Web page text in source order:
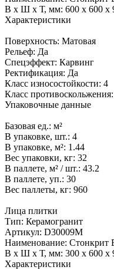
В x Ш x Т, мм: 600 x 600 x
Характеристики
Поверхность: Матовая
Рельеф: Да
Спецэффект: Карвинг
Ректификация: Да
Класс износостойкости: 4
Класс противоскольжения:
Упаковочные данные
Базовая ед.: м²
В упаковке, шт.: 4
В упаковке, м²: 1.44
Вес упаковки, кг: 32
В паллете, м² / шт.: 43.2
В паллете, уп.: 30
Вес паллеты, кг: 960
Лица плитки
Тип: Керамогранит
Артикул: D30009M
Наименование: Стонкрит
В x Ш x Т, мм: 300 x 600 x
Характеристики